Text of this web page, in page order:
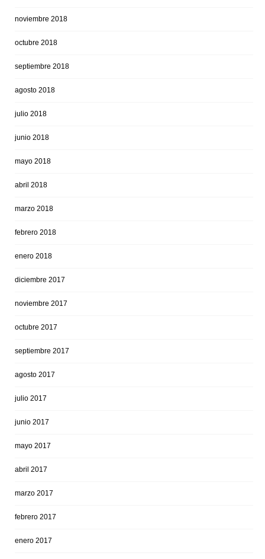
noviembre 2018
octubre 2018
septiembre 2018
agosto 2018
julio 2018
junio 2018
mayo 2018
abril 2018
marzo 2018
febrero 2018
enero 2018
diciembre 2017
noviembre 2017
octubre 2017
septiembre 2017
agosto 2017
julio 2017
junio 2017
mayo 2017
abril 2017
marzo 2017
febrero 2017
enero 2017